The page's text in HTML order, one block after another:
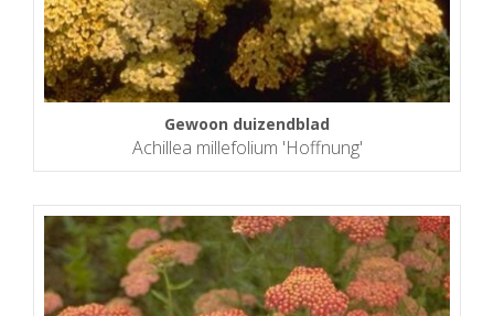
Gewoon duizendblad
Achillea millefolium 'Hoffnung'